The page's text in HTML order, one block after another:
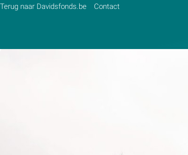
Terug naar Davidsfonds.be Contact